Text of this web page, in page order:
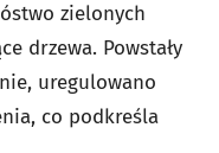
zielonych
drzewa. Powstały
uregulowano
co podkreśla